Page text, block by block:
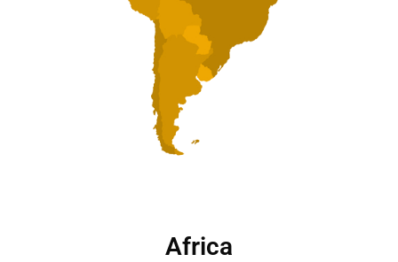
Africa